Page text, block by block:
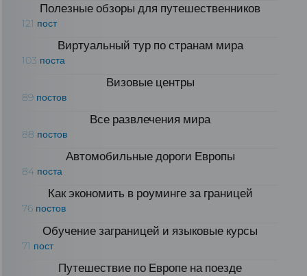
Полезные обзоры для путешественников
121 пост
Виртуальный тур по странам мира
103 поста
Визовые центры
89 постов
Все развлечения мира
88 постов
Автомобильные дороги Европы
84 поста
Как экономить в роуминге за границей
76 постов
Обучение заграницей и языковые курсы
71 пост
Путешествие по Европе на поезде